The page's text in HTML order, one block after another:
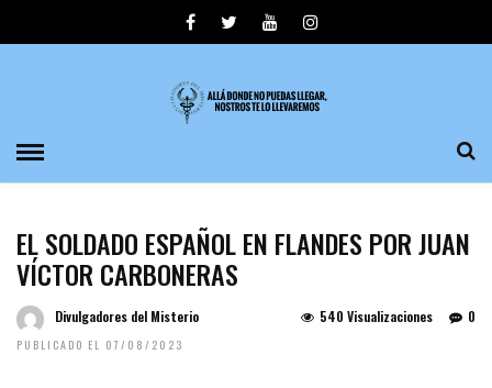
EL SOLDADO ESPAÑOL EN FLANDES POR JUAN
VÍCTOR CARBONERAS
Divulgadores del Misterio
PUBLICADO EL 07/08/2023
0
540 Visualizaciones